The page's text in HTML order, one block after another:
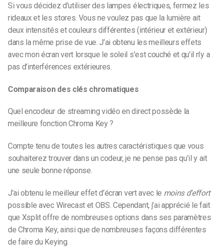
Si vous décidez d’utiliser des lampes électriques, fermez les
rideaux et les stores. Vous ne voulez pas que la lumière ait
deux intensités et couleurs différentes (intérieur et extérieur)
dans la même prise de vue. J’ai obtenu les meilleurs effets
avec mon écran vert lorsque le soleil s’est couché et qu’il n’y a
pas d’interférences extérieures.
Comparaison des clés chromatiques
Quel encodeur de streaming vidéo en direct possède la
meilleure fonction Chroma Key ?
Compte tenu de toutes les autres caractéristiques que vous
souhaiterez trouver dans un codeur, je ne pense pas qu’il y ait
une seule bonne réponse.
J’ai obtenu le meilleur effet d’écran vert avec le moins d’effort
possible avec Wirecast et OBS. Cependant, j’ai apprécié le fait
que Xsplit offre de nombreuses options dans ses paramètres
de Chroma Key, ainsi que de nombreuses façons différentes
de faire du Keying.